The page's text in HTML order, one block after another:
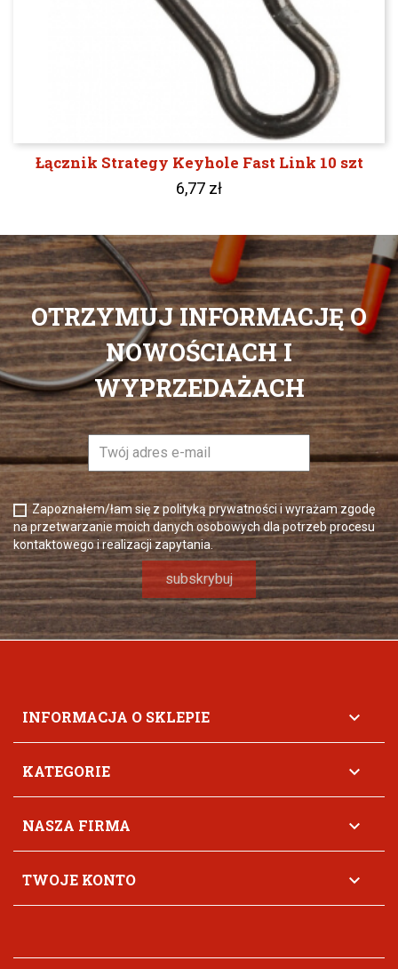
Łącznik Strategy Keyhole Fast Link 10 szt
6,77 zł
OTRZYMUJ INFORMACJĘ O
NOWOŚCIACH I
WYPRZEDAŻACH
Zapoznałem/łam się z polityką prywatności i wyrażam zgodę
na przetwarzanie moich danych osobowych dla potrzeb procesu
kontaktowego i realizacji zapytania.
INFORMACJA O SKLEPIE 
KATEGORIE 
NASZA FIRMA 
TWOJE KONTO 